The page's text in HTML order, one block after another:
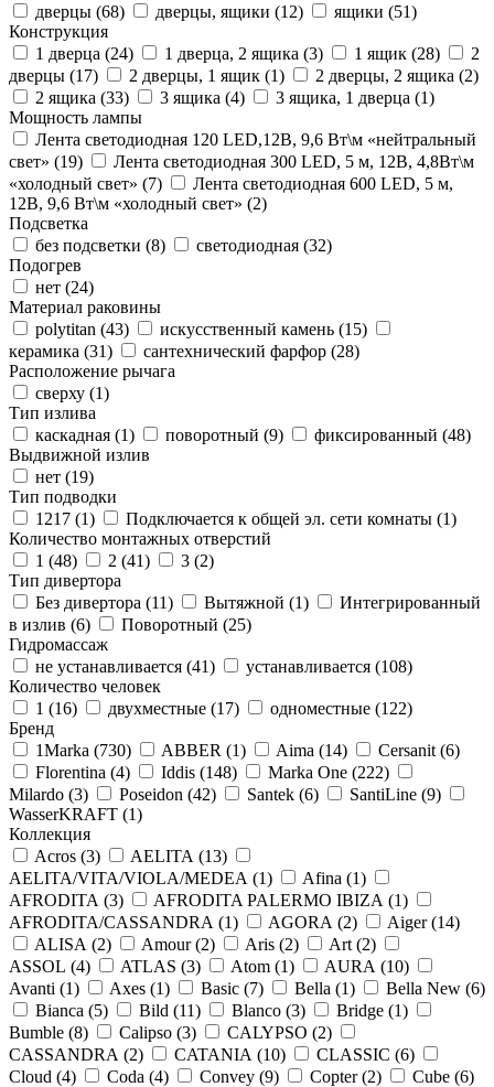
дверцы (68) дверцы, ящики (12) ящики (51)
Конструкция
1 дверца (24) 1 дверца, 2 ящика (3) 1 ящик (28)
2
дверцы (17) 2 дверцы, 1 ящик (1) 2 дверцы, 2 ящика (2)
2 ящика (33) 3 ящика (4) 3 ящика, 1 дверца (1)
Мощность лампы
Лента светодиодная 120 LED,12В, 9,6 Вт\м «нейтральный
свет» (19)
Лента светодиодная 300 LED, 5 м, 12В, 4,8Вт\м
«холодный свет» (7)
Лента светодиодная 600 LED, 5 м,
12В, 9,6 Вт\м «холодный свет» (2)
Подсветка
без подсветки (8) светодиодная (32)
Подогрев
нет (24)
Материал раковины
polytitan (43) искусственный камень (15)
керамика (31) сантехнический фарфор (28)
Расположение рычага
сверху (1)
Тип излива
каскадная (1) поворотный (9) фиксированный (48)
Выдвижной излив
нет (19)
Тип подводки
1217 (1) Подключается к общей эл. сети комнаты (1)
Количество монтажных отверстий
1 (48) 2 (41) 3 (2)
Тип дивертора
Без дивертора (11) Вытяжной (1)
Интегрированный
в излив (6) Поворотный (25)
Гидромассаж
не устанавливается (41) устанавливается (108)
Количество человек
1 (16) двухместные (17) одноместные (122)
Бренд
1Marka (730) ABBER (1) Aima (14) Cersanit (6)
Florentina (4) Iddis (148) Marka One (222)
Milardo (3) Poseidon (42) Santek (6) SantiLine (9)
WasserKRAFT (1)
Коллекция
Acros (3) AELITA (13)
AELITA/VITA/VIOLA/MEDEA (1) Afina (1)
AFRODITA (3) AFRODITA PALERMO IBIZA (1)
AFRODITA/CASSANDRA (1) AGORA (2) Aiger (14)
ALISA (2) Amour (2) Aris (2) Art (2)
ASSOL (4) ATLAS (3) Atom (1) AURA (10)
Avanti (1) Axes (1) Basic (7) Bella (1) Bella New (6)
Bianca (5) Bild (11) Blanco (3) Bridge (1)
Bumble (8) Calipso (3) CALYPSO (2)
CASSANDRA (2) CATANIA (10) CLASSIC (6)
Cloud (4) Coda (4) Convey (9) Copter (2) Cube (6)